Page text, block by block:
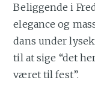
Beliggende i
elegance og
dans under
til at sige “det
været til fest”.